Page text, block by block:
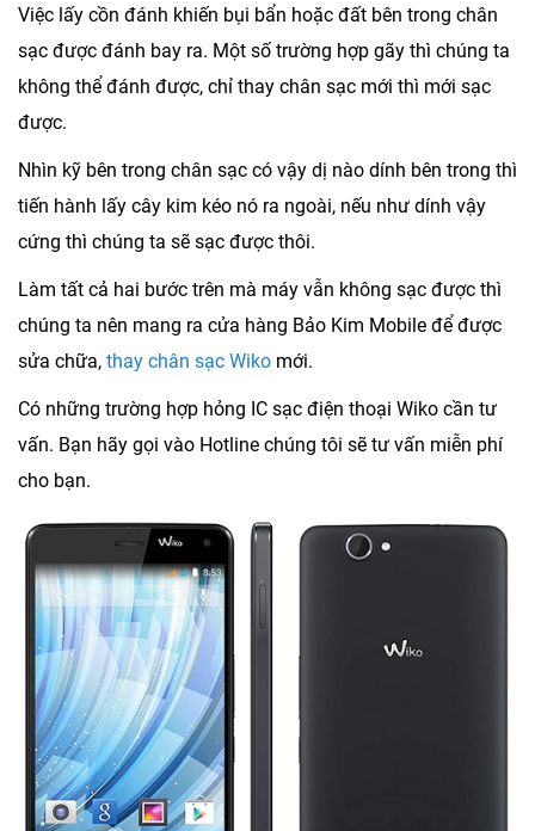
Việc lấy cồn đánh khiến bụi bẩn hoặc đất bên trong chân
sạc được đánh bay ra. Một số trường hợp gãy thì chúng ta
không thể đánh được, chỉ thay chân sạc mới thì mới sạc
được.
Nhìn kỹ bên trong chân sạc có vậy dị nào dính bên trong thì
tiến hành lấy cây kim kéo nó ra ngoài, nếu như dính vậy
cứng thì chúng ta sẽ sạc được thôi.
Làm tất cả hai bước trên mà máy vẫn không sạc được thì
chúng ta nên mang ra cửa hàng Bảo Kim Mobile để được
sửa chữa, thay chân sạc Wiko mới.
Có những trường hợp hỏng IC sạc điện thoại Wiko cần tư
vấn. Bạn hãy gọi vào Hotline chúng tôi sẽ tư vấn miễn phí
cho bạn.